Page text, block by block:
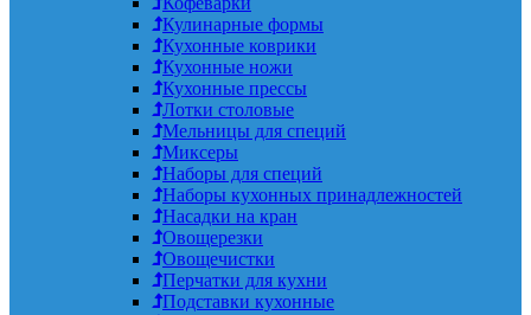
Кулинарные формы
Кухонные коврики
Кухонные ножи
Кухонные прессы
Лотки столовые
Мельницы для специй
Миксеры
Наборы для специй
Наборы кухонных принадлежностей
Насадки на кран
Овощерезки
Овощечистки
Перчатки для кухни
Подставки кухонные